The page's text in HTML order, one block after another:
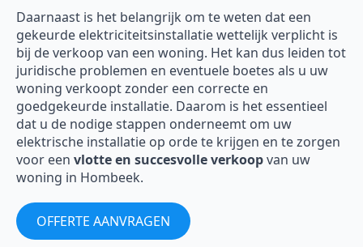
Daarnaast is het belangrijk om te weten dat een
gekeurde elektriciteitsinstallatie wettelijk verplicht is
bij de verkoop van een woning. Het kan dus leiden tot
juridische problemen en eventuele boetes als u uw
woning verkoopt zonder een correcte en
goedgekeurde installatie. Daarom is het essentieel
dat u de nodige stappen onderneemt om uw
elektrische installatie op orde te krijgen en te zorgen
voor een vlotte en succesvolle verkoopvan uw
woning in Hombeek.
OFFERTE AANVRAGEN